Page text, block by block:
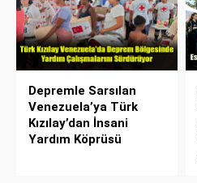
Depremle Sarsılan
Venezuela’ya Türk
Kızılay’dan İnsani
Yardım Köprüsü